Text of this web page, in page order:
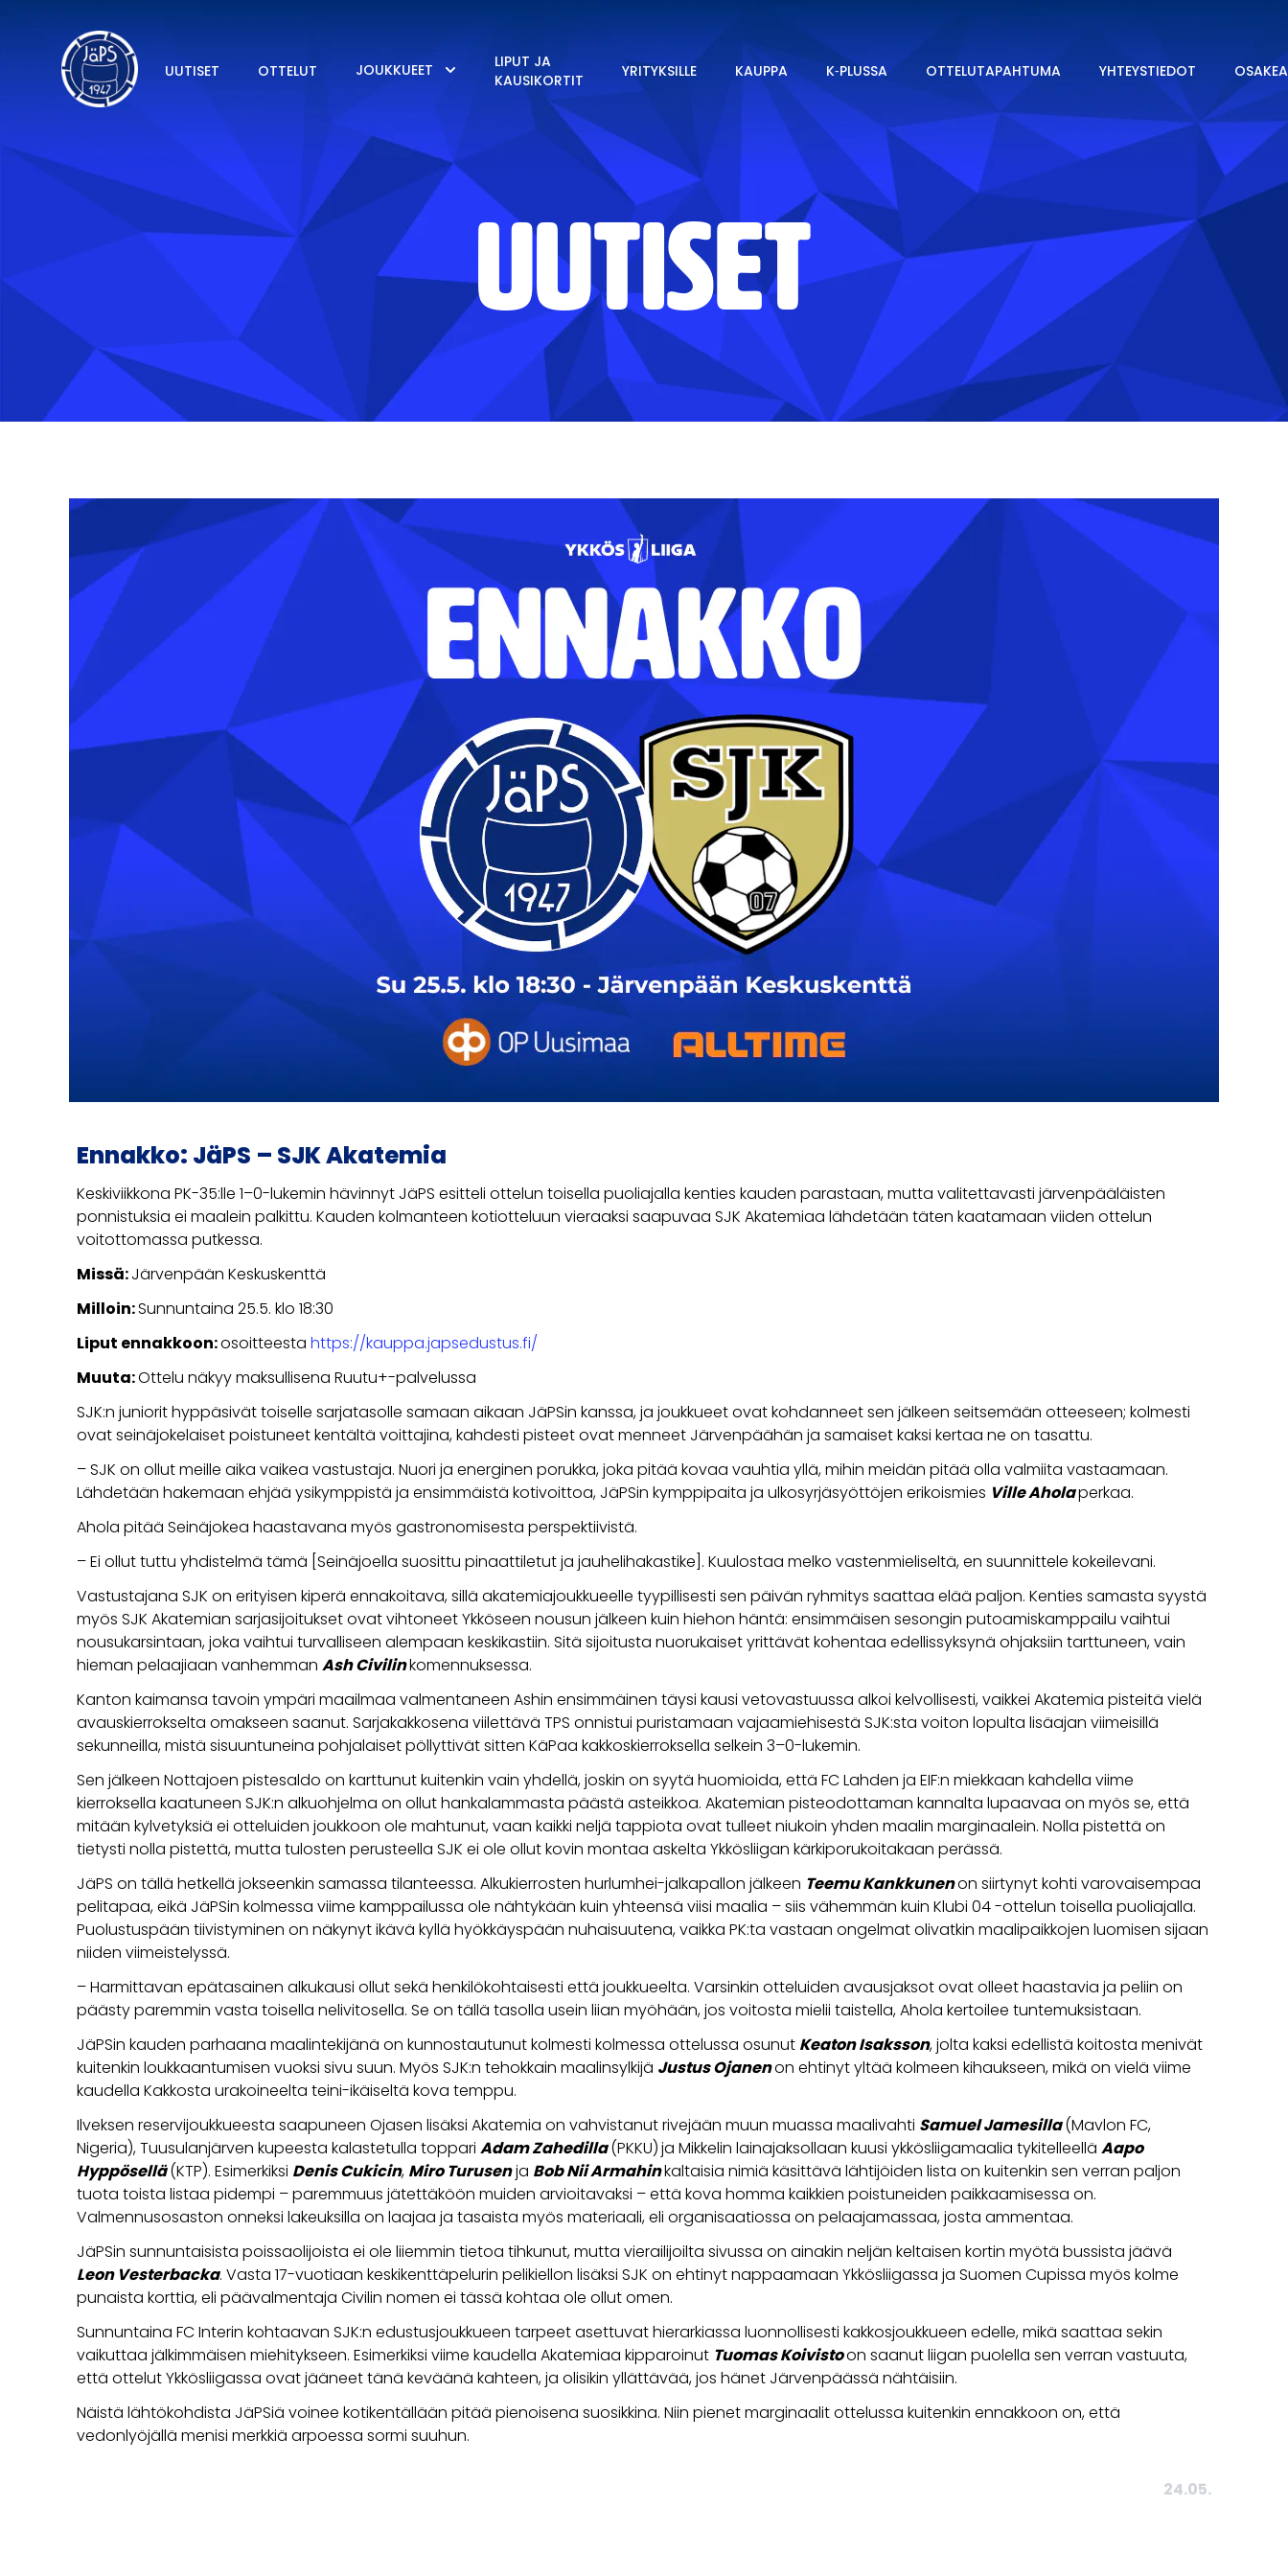
UUTISET OTTELUT JOUKKUEET
LIPUT JA
KAUSIKORTIT
YRITYKSILLE KAUPPA K‑PLUSSA OTTELUTAPAHTUMA YHTEYSTIEDOT
UUTISET
Ennakko: JäPS – SJK Akatemia
Keskiviikkona PK-35:lle 1–0-lukemin hävinnyt JäPS esitteli ottelun toisella puoliajalla kenties kauden parastaan, mutta valitettavasti järvenpääläisten
ponnistuksia ei maalein palkittu. Kauden kolmanteen kotiotteluun vieraaksi saapuvaa SJK Akatemiaa lähdetään täten kaatamaan viiden ottelun
voitottomassa putkessa.
Missä:Järvenpään Keskuskenttä
Milloin:Sunnuntaina 25.5. klo 18:30
Liput ennakkoon:osoitteesta https://kauppa.japsedustus.fi/
Muuta:Ottelu näkyy maksullisena Ruutu+-palvelussa
SJK:n juniorit hyppäsivät toiselle sarjatasolle samaan aikaan JäPSin kanssa, ja joukkueet ovat kohdanneet sen jälkeen seitsemään otteeseen; kolmesti
ovat seinäjokelaiset poistuneet kentältä voittajina, kahdesti pisteet ovat menneet Järvenpäähän ja samaiset kaksi kertaa ne on tasattu.
– SJK on ollut meille aika vaikea vastustaja. Nuori ja energinen porukka, joka pitää kovaa vauhtia yllä, mihin meidän pitää olla valmiita vastaamaan.
Lähdetään hakemaan ehjää ysikymppistä ja ensimmäistä kotivoittoa, JäPSin kymppipaita ja ulkosyrjäsyöttöjen erikoismies Ville Aholaperkaa.
Ahola pitää Seinäjokea haastavana myös gastronomisesta perspektiivistä.
– Ei ollut tuttu yhdistelmä tämä [Seinäjoella suosittu pinaattiletut ja jauhelihakastike]. Kuulostaa melko vastenmieliseltä, en suunnittele kokeilevani.
Vastustajana SJK on erityisen kiperä ennakoitava, sillä akatemiajoukkueelle tyypillisesti sen päivän ryhmitys saattaa elää paljon. Kenties samasta syystä
myös SJK Akatemian sarjasijoitukset ovat vihtoneet Ykköseen nousun jälkeen kuin hiehon häntä: ensimmäisen sesongin putoamiskamppailu vaihtui
nousukarsintaan, joka vaihtui turvalliseen alempaan keskikastiin. Sitä sijoitusta nuorukaiset yrittävät kohentaa edellissyksynä ohjaksiin tarttuneen, vain
hieman pelaajiaan vanhemman Ash Civilinkomennuksessa.
Kanton kaimansa tavoin ympäri maailmaa valmentaneen Ashin ensimmäinen täysi kausi vetovastuussa alkoi kelvollisesti, vaikkei Akatemia pisteitä vielä
avauskierrokselta omakseen saanut. Sarjakakkosena viilettävä TPS onnistui puristamaan vajaamiehisestä SJK:sta voiton lopulta lisäajan viimeisillä
sekunneilla, mistä sisuuntuneina pohjalaiset pöllyttivät sitten KäPaa kakkoskierroksella selkein 3–0-lukemin.
Sen jälkeen Nottajoen pistesaldo on karttunut kuitenkin vain yhdellä, joskin on syytä huomioida, että FC Lahden ja EIF:n miekkaan kahdella viime
kierroksella kaatuneen SJK:n alkuohjelma on ollut hankalammasta päästä asteikkoa. Akatemian pisteodottaman kannalta lupaavaa on myös se, että
mitään kylvetyksiä ei otteluiden joukkoon ole mahtunut, vaan kaikki neljä tappiota ovat tulleet niukoin yhden maalin marginaalein. Nolla pistettä on
tietysti nolla pistettä, mutta tulosten perusteella SJK ei ole ollut kovin montaa askelta Ykkösliigan kärkiporukoitakaan perässä.
JäPS on tällä hetkellä jokseenkin samassa tilanteessa. Alkukierrosten hurlumhei-jalkapallon jälkeen Teemu Kankkunenon siirtynyt kohti varovaisempaa
pelitapaa, eikä JäPSin kolmessa viime kamppailussa ole nähtykään kuin yhteensä viisi maalia – siis vähemmän kuin Klubi 04 -ottelun toisella puoliajalla.
Puolustuspään tiivistyminen on näkynyt ikävä kyllä hyökkäyspään nuhaisuutena, vaikka PK:ta vastaan ongelmat olivatkin maalipaikkojen luomisen sijaan
niiden viimeistelyssä.
– Harmittavan epätasainen alkukausi ollut sekä henkilökohtaisesti että joukkueelta. Varsinkin otteluiden avausjaksot ovat olleet haastavia ja peliin on
päästy paremmin vasta toisella nelivitosella. Se on tällä tasolla usein liian myöhään, jos voitosta mielii taistella, Ahola kertoilee tuntemuksistaan.
JäPSin kauden parhaana maalintekijänä on kunnostautunut kolmesti kolmessa ottelussa osunut Keaton Isaksson, jolta kaksi edellistä koitosta menivät
kuitenkin loukkaantumisen vuoksi sivu suun. Myös SJK:n tehokkain maalinsylkijä Justus Ojanenon ehtinyt yltää kolmeen kihaukseen, mikä on vielä viime
kaudella Kakkosta urakoineelta teini-ikäiseltä kova temppu.
Ilveksen reservijoukkueesta saapuneen Ojasen lisäksi Akatemia on vahvistanut rivejään muun muassa maalivahti Samuel Jamesilla(Mavlon FC,
Nigeria), Tuusulanjärven kupeesta kalastetulla toppari Adam Zahedilla(PKKU)ja Mikkelin lainajaksollaan kuusi ykkösliigamaalia tykitelleellä Aapo
Hyppösellä(KTP). Esimerkiksi Denis Cukicin, Miro Turusenja Bob Nii Armahinkaltaisia nimiä käsittävä lähtijöiden lista on kuitenkin sen verran paljon
tuota toista listaa pidempi – paremmuus jätettäköön muiden arvioitavaksi – että kova homma kaikkien poistuneiden paikkaamisessa on.
Valmennusosaston onneksi lakeuksilla on laajaa ja tasaista myös materiaali, eli organisaatiossa on pelaajamassaa, josta ammentaa.
JäPSin sunnuntaisista poissaolijoista ei ole liiemmin tietoa tihkunut, mutta vierailijoilta sivussa on ainakin neljän keltaisen kortin myötä bussista jäävä
Leon Vesterbacka. Vasta 17-vuotiaan keskikenttäpelurin pelikiellon lisäksi SJK on ehtinyt nappaamaan Ykkösliigassa ja Suomen Cupissa myös kolme
punaista korttia, eli päävalmentaja Civilin nomen ei tässä kohtaa ole ollut omen.
Sunnuntaina FC Interin kohtaavan SJK:n edustusjoukkueen tarpeet asettuvat hierarkiassa luonnollisesti kakkosjoukkueen edelle, mikä saattaa sekin
vaikuttaa jälkimmäisen miehitykseen. Esimerkiksi viime kaudella Akatemiaa kipparoinut Tuomas Koivistoon saanut liigan puolella sen verran vastuuta,
että ottelut Ykkösliigassa ovat jääneet tänä keväänä kahteen, ja olisikin yllättävää, jos hänet Järvenpäässä nähtäisiin.
Näistä lähtökohdista JäPSiä voinee kotikentällään pitää pienoisena suosikkina. Niin pienet marginaalit ottelussa kuitenkin ennakkoon on, että
vedonlyöjällä menisi merkkiä arpoessa sormi suuhun.
24.05.